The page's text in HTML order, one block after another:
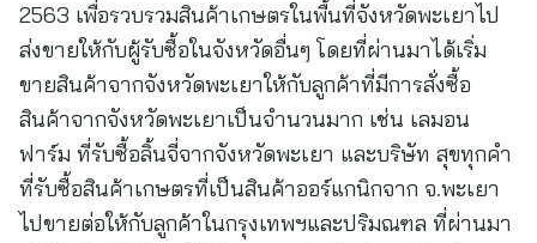
2563 เพื่อรวบรวมสินค้าเกษตรในพื้นที่จังหวัดพะเยาไป
ส่งขายให้กับผู้รับซื้อในจังหวัดอื่นๆ โดยที่ผ่านมาได้เริ่ม
ขายสินค้าจากจังหวัดพะเยาให้กับลูกค้าที่มีการสั่งซื้อ
สินค้าจากจังหวัดพะเยาเป็นจำนวนมาก เช่น เลมอน
ฟาร์ม ที่รับซื้อลิ้นจี่จากจังหวัดพะเยา และบริษัท สุขทุกคำ
ที่รับซื้อสินค้าเกษตรที่เป็นสินค้าออร์แกนิกจาก จ.พะเยา
ไปขายต่อให้กับลูกค้าในกรุงเทพฯและปริมณฑล ที่ผ่านมา